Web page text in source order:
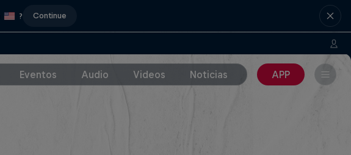
? Continue
Eventos Audio Videos Noticias APP